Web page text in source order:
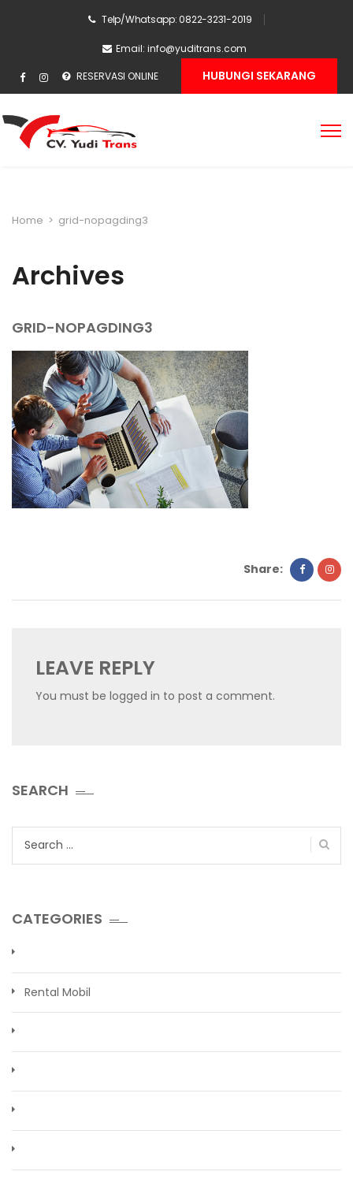
Telp/Whatsapp: 0822-3231-2019
Email: info@yuditrans.com
RESERVASI ONLINE HUBUNGI SEKARANG
Home > grid-nopagding3
Archives
GRID-NOPAGDING3
Share:
LEAVE REPLY
You must be logged in to post a comment.
SEARCH
CATEGORIES
Rental Mobil